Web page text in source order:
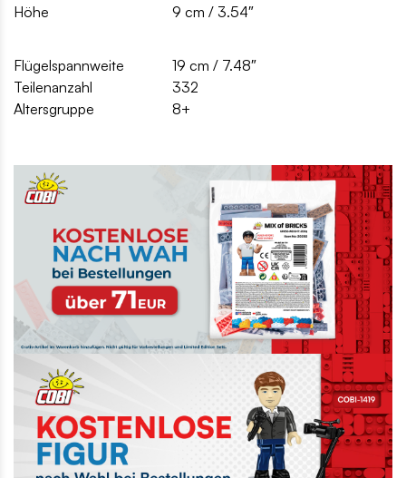
Höhe
9 cm / 3.54″
Flügelspannweite
19 cm / 7.48″
Teilenanzahl
332
Altersgruppe
8+